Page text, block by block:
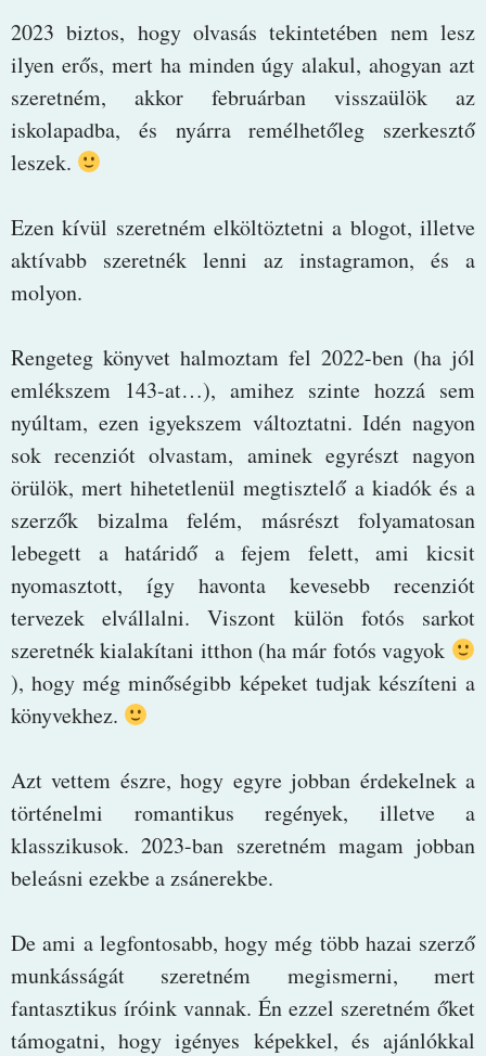
2023 biztos, hogy olvasás tekintetében nem lesz
ilyen erős, mert ha minden úgy alakul, ahogyan azt
szeretném, akkor februárban visszaülök az
iskolapadba, és nyárra remélhetőleg szerkesztő
leszek.
Ezen kívül szeretném elköltöztetni a blogot, illetve
aktívabb szeretnék lenni az instagramon, és a
molyon.
Rengeteg könyvet halmoztam fel 2022-ben (ha jól
emlékszem 143-at…), amihez szinte hozzá sem
nyúltam, ezen igyekszem változtatni. Idén nagyon
sok recenziót olvastam, aminek egyrészt nagyon
örülök, mert hihetetlenül megtisztelő a kiadók és a
szerzők bizalma felém, másrészt folyamatosan
lebegett a határidő a fejem felett, ami kicsit
nyomasztott, így havonta kevesebb recenziót
tervezek elvállalni. Viszont külön fotós sarkot
szeretnék kialakítani itthon (ha már fotós vagyok
), hogy még minőségibb képeket tudjak készíteni a
könyvekhez.
Azt vettem észre, hogy egyre jobban érdekelnek a
történelmi romantikus regények, illetve a
klasszikusok. 2023-ban szeretném magam jobban
beleásni ezekbe a zsánerekbe.
De ami a legfontosabb, hogy még több hazai szerző
munkásságát szeretném megismerni, mert
fantasztikus íróink vannak. Én ezzel szeretném őket
támogatni, hogy igényes képekkel, és ajánlókkal